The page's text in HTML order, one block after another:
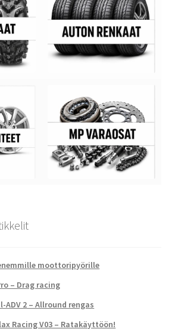
moottoripyörille
– Drag racing
ADV 2 – Allround rengas
Racing V03 – Ratakäyttöön!